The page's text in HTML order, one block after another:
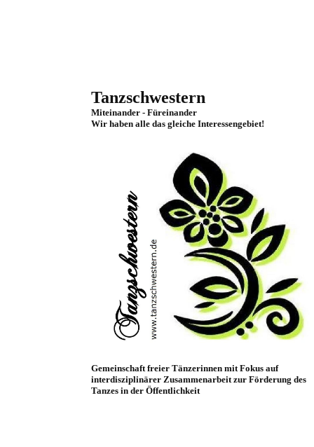
Tanzschwestern
Miteinander - Füreinander
Wir haben alle das gleiche Interessengebiet!
Gemeinschaft freier Tänzerinnen mit Fokus auf
interdisziplinärer Zusammenarbeit zur Förderung des
Tanzes in der Öffentlichkeit